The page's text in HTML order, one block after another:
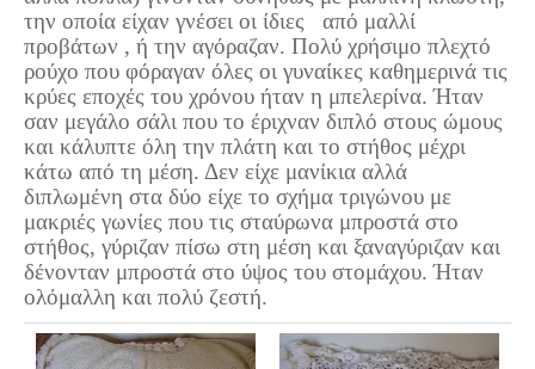
Γάμοι - Γεννήσεις - Βαπτίσεις
Επιτυχίες - Διακρίσεις
Μηνύματα Επισκεπτών
παλιά αρχειοθετημένα
Λαογραφία
Πολιτιστικά
Οπτικοακουστικά
Φωτορεπορτάζ
Δημοτικά Τραγούδια
την οποία είχαν γνέσει οι ίδιες από μαλλί
προβάτων , ή την αγόραζαν. Πολύ χρήσιμο πλεχτό
ρούχο που φόραγαν όλες οι γυναίκες καθημερινά τις
κρύες εποχές του χρόνου ήταν η μπελερίνα. Ήταν
σαν μεγάλο σάλι που το έριχναν διπλό στους ώμους
και κάλυπτε όλη την πλάτη και το στήθος μέχρι
κάτω από τη μέση. Δεν είχε μανίκια αλλά
διπλωμένη στα δύο είχε το σχήμα τριγώνου με
μακριές γωνίες που τις σταύρωνα μπροστά στο
στήθος, γύριζαν πίσω στη μέση και ξαναγύριζαν και
δένονταν μπροστά στο ύψος του στομάχου. Ήταν
ολόμαλλη και πολύ ζεστή.